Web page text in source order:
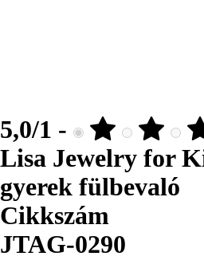
5,0/1 -
Lisa Jewelry for
gyerek fülbevaló
Cikkszám
JTAG-0290